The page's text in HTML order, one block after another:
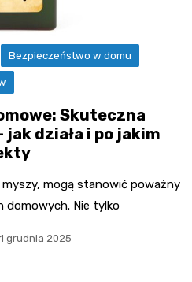
Bezpieczeństwo w domu
Skuteczna
działa i po jakim
mogą stanowić poważny
domowych. Nie tylko
grudnia 2025